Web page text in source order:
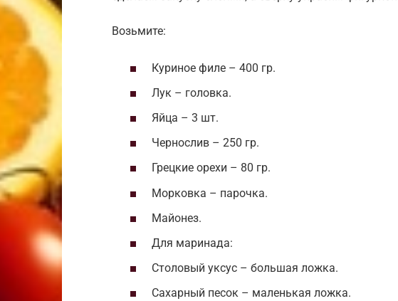
Возьмите:
Куриное филе – 400 гр.
Лук – головка.
Яйца – 3 шт.
Чернослив – 250 гр.
Грецкие орехи – 80 гр.
Морковка – парочка.
Майонез.
Для маринада:
Столовый уксус – большая ложка.
Сахарный песок – маленькая ложка.